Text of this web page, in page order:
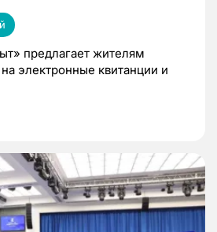
предлагает жителям
электронные квитанции и